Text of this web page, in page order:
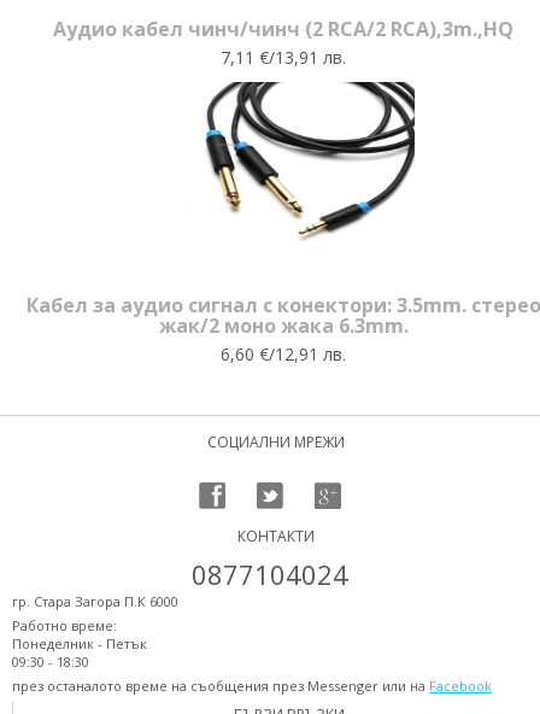
Аудио кабел чинч/чинч (2 RCA/2 RCA),3m.,HQ
7,11 €/13,91 лв.
Кабел за аудио сигнал с конектори: 3.5mm. стерео
жак/2 моно жака 6.3mm.
6,60 €/12,91 лв.
СОЦИАЛНИ МРЕЖИ
КОНТАКТИ
0877104024
гр. Стара Загора П.К 6000
Работно време:
Понеделник - Петък
09:30 - 18:30
през останалото време на съобщения през Messenger или на Facebook